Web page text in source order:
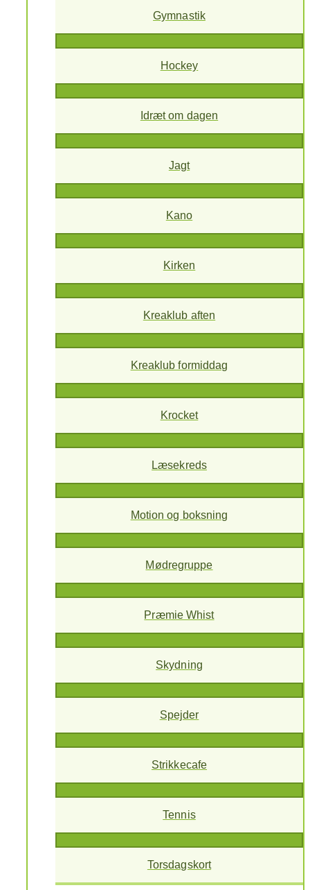
Gymnastik
Hockey
Idræt om dagen
Jagt
Kano
Kirken
Kreaklub aften
Kreaklub formiddag
Krocket
Læsekreds
Motion og boksning
Mødregruppe
Præmie Whist
Skydning
Spejder
Strikkecafe
Tennis
Torsdagskort